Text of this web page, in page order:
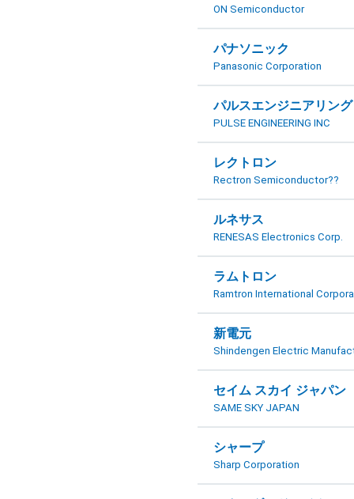
ON Semiconductor
パナソニック
Panasonic Corporation
パルスエンジニアリング
PULSE ENGINEERING INC
レクトロン
Rectron Semiconductor??
ルネサス
RENESAS Electronics Corp.
ラムトロン
Ramtron International
新電元
Shindengen Electric
セイム スカイ ジャパン
SAME SKY JAPAN
シャープ
Sharp Corporation